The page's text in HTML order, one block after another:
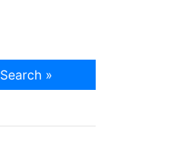
Search »